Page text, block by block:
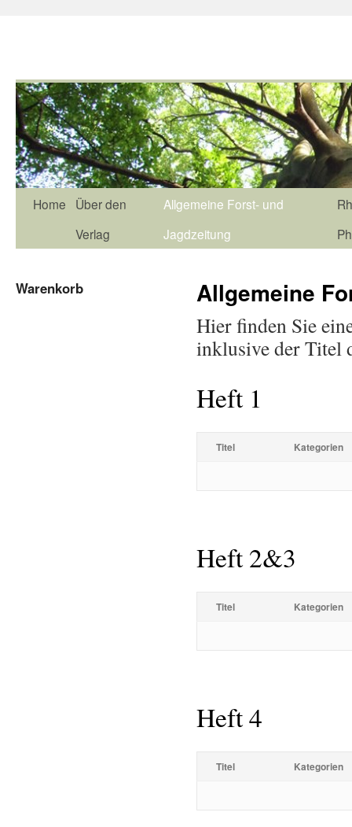
Home
Über den
Verlag
Allgemeine Forst- und
Jagdzeitung
Allgemeine
Hier finden Sie
inklusive der Titel
Heft 1
Titel Kategorien
Heft 2&3
Titel Kategorien
Heft 4
Titel Kategorien
Warenkorb